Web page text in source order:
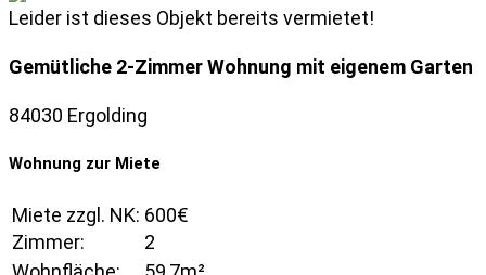
Leider ist dieses Objekt bereits vermietet!
Gemütliche 2-Zimmer Wohnung mit eigenem Garten
84030 Ergolding
Wohnung zur Miete
Miete zzgl. NK: 600€
Zimmer:
2